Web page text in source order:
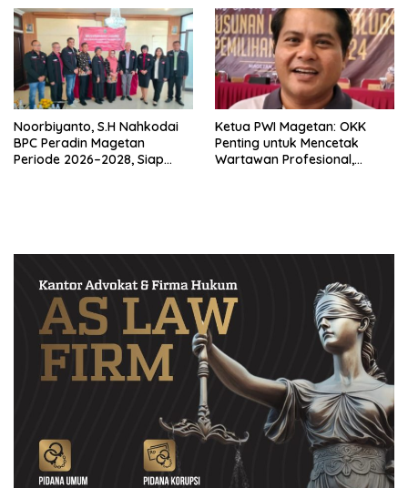
Noorbiyanto, S.H Nahkodai
BPC Peradin Magetan
Periode 2026–2028, Siap
Ketua PWI Magetan: OKK
Penting untuk Mencetak
Wartawan Profesional,